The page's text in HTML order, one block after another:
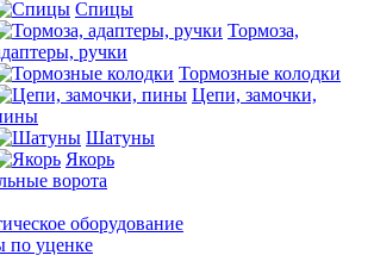
Спицы
Тормоза,
ручки
Тормозные колодки
Цепи, замочки,
Шатуны
Якорь
ворота
оборудование
по уценке